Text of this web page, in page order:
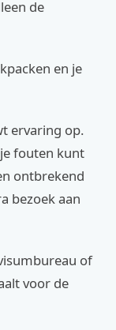
de
en je
ervaring op.
fouten kunt
ontbrekend
bezoek aan
of
voor de